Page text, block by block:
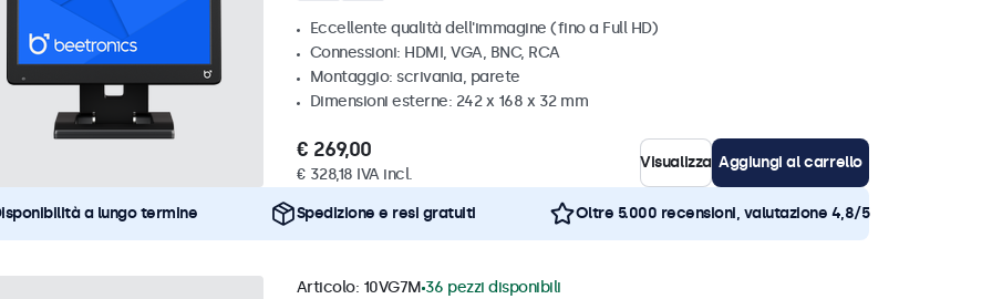
Eccellente qualità dell'immagine (fino a Full HD)
Connessioni: HDMI, VGA, BNC, RCA
Montaggio: scrivania, parete
Dimensioni esterne: 242 x 168 x 32 mm
€ 269,00
€ 328,18 IVA incl.
Visualizza Aggiungi al carrello
a lungo termine Spedizione e resi gratuiti Oltre 5.000 recensioni, valutazione 4,8/5
Articolo: 10VG7M 36 pezzi disponibili